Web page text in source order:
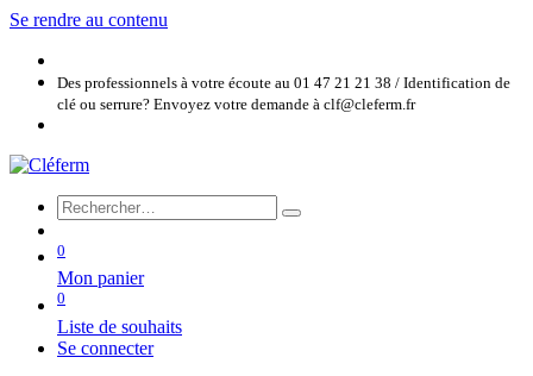
Se rendre au contenu
Des professionnels à votre écoute au 01 47 21 21 38 / Identification de
clé ou serrure? Envoyez votre demande à clf@cleferm.fr
0
Mon panier
0
Liste de souhaits
Se connecter